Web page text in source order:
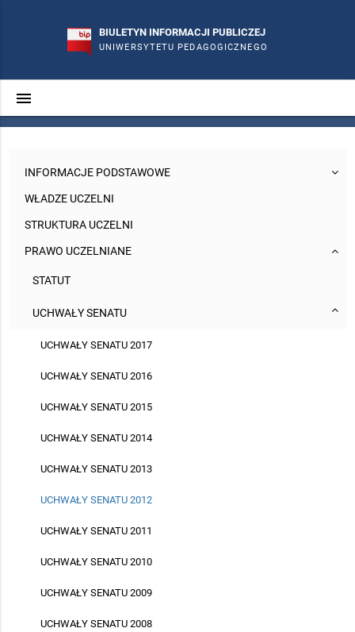
BIULETYN INFORMACJI PUBLICZEJ
UNIWERSYTETU PEDAGOGICZNEGO
menu
INFORMACJE PODSTAWOWE
WŁADZE UCZELNI
STRUKTURA UCZELNI
PRAWO UCZELNIANE
STATUT
UCHWAŁY SENATU
UCHWAŁY SENATU 2017
UCHWAŁY SENATU 2016
UCHWAŁY SENATU 2015
UCHWAŁY SENATU 2014
UCHWAŁY SENATU 2013
UCHWAŁY SENATU 2012
UCHWAŁY SENATU 2011
UCHWAŁY SENATU 2010
UCHWAŁY SENATU 2009
UCHWAŁY SENATU 2008